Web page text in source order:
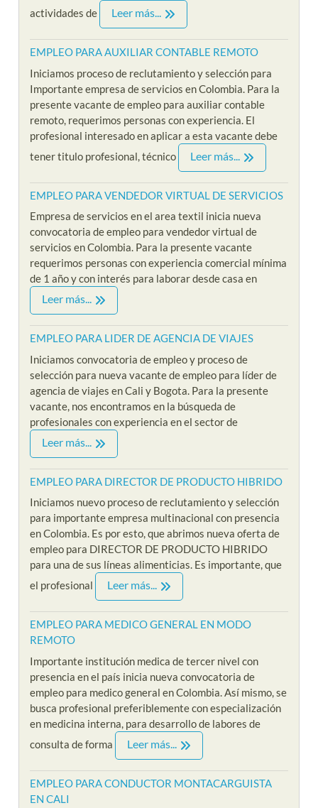
actividades de
Leer más...
EMPLEO PARA AUXILIAR CONTABLE REMOTO
Iniciamos proceso de reclutamiento y selección para
Importante empresa de servicios en Colombia. Para la
presente vacante de empleo para auxiliar contable
remoto, requerimos personas con experiencia. El
profesional interesado en aplicar a esta vacante debe
tener titulo profesional, técnico
Leer más...
EMPLEO PARA VENDEDOR VIRTUAL DE SERVICIOS
Empresa de servicios en el area textil inicia nueva
convocatoria de empleo para vendedor virtual de
servicios en Colombia. Para la presente vacante
requerimos personas con experiencia comercial mínima
de 1 año y con interés para laborar desde casa en
Leer más...
EMPLEO PARA LIDER DE AGENCIA DE VIAJES
Iniciamos convocatoria de empleo y proceso de
selección para nueva vacante de empleo para líder de
agencia de viajes en Cali y Bogota. Para la presente
vacante, nos encontramos en la búsqueda de
profesionales con experiencia en el sector de
Leer más...
EMPLEO PARA DIRECTOR DE PRODUCTO HIBRIDO
Iniciamos nuevo proceso de reclutamiento y selección
para importante empresa multinacional con presencia
en Colombia. Es por esto, que abrimos nueva oferta de
empleo para DIRECTOR DE PRODUCTO HIBRIDO
para una de sus líneas alimenticias. Es importante, que
el profesional
Leer más...
EMPLEO PARA MEDICO GENERAL EN MODO
REMOTO
Importante institución medica de tercer nivel con
presencia en el país inicia nueva convocatoria de
empleo para medico general en Colombia. Así mismo, se
busca profesional preferiblemente con especialización
en medicina interna, para desarrollo de labores de
consulta de forma
Leer más...
EMPLEO PARA CONDUCTOR MONTACARGUISTA
EN CALI